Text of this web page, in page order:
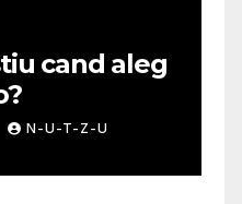
Ghid util pentru
mai potrivita
NOIEMBRIE 30, 2024